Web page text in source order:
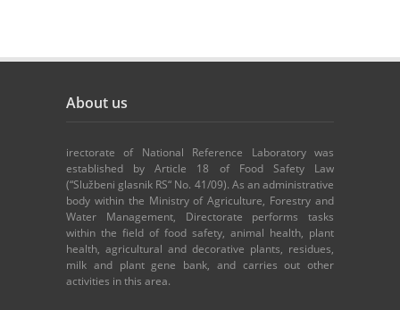
About us
irectorate of National Reference Laboratory was
established by Article 18 of Food Safety Law
(“Službeni glasnik RS“ No. 41/09). As an administrative
body within the Ministry of Agriculture, Forestry and
Water Management, Directorate performs tasks
within the field of food safety, animal health, plant
health, agricultural and decorative plants, residues,
milk and plant gene bank, and carries out other
activities in this area.